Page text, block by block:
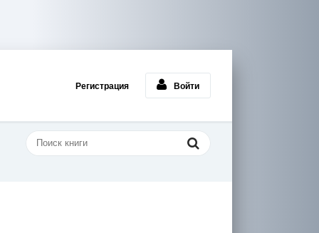
Регистрация Войти